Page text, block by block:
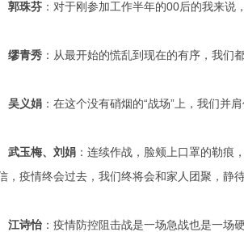
珠芬 ：对于刚参加工作半年的00后的我来说
青秀 ：从最开始的慌乱到现在的有序，我们
吴义娟 ：在这个没有硝烟的“战场”上，我们并
武玉梅、刘娟 ：连续作战，脸颊上口罩的勒痕
，疫情终会过去，我们终将会和家人团聚，静
诗怡 ：疫情防控阻击战是一场急战也是一场